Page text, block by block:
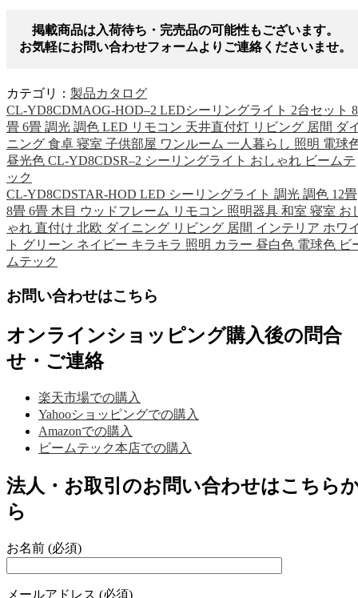
掲載商品は入荷待ち・完売品の可能性もございます。
お気軽にお問い合わせフォームよりご連絡くださいませ。
カテゴリ： 製品カタログ
CL-YD8CDMAOG-HOD–2 LEDシーリングライト 2台セット 8
畳 6畳 調光 調色 LED リモコン 天井直付灯 リビング 居間 ダ
ニング 食卓 寝室 子供部屋 ワンルーム 一人暮らし 照明 電球
昼光色 CL-YD8CDSR–2 シーリングライト おしゃれ ビームテ
ック
CL-YD8CDSTAR-HOD LED シーリングライト 調光 調色 12畳
8畳 6畳 木目 ウッドフレーム リモコン 照明器具 和室 寝室 お
ゃれ 直付け 北欧 ダイニング リビング 居間 インテリア ホワ
ト グリーン ネイビー キラキラ 照明 カラー 昼白色 電球色 ビ
ムテック
お問い合わせはこちら
オンラインショッピング購入後の問合
せ・ご連絡
楽天市場での購入
Yahooショッピングでの購入
Amazonでの購入
ビームテック本店での購入
法人・お取引のお問い合わせはこちら
ら
お名前 (必須)
メールアドレス (必須)